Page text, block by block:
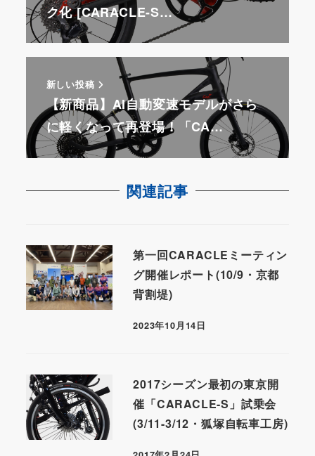
ク化 [CARACLE-S…
新しい投稿
【新商品】AI自動変速モデルがさら
に軽くなって再登場！「CA…
関連記事
第一回CARACLEミーティン
グ開催レポート(10/9・京都
背割堤)
2023年10月14日
2017シーズン最初の東京開
催「CARACLE-S」試乗会
(3/11-3/12・狐塚自転車工房)